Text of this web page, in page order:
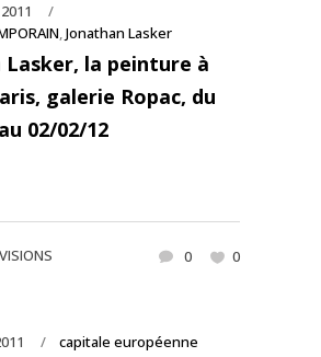
,Jonathan Lasker
Lasker, la peinture à
galerie Ropac, du
02/02/12
0 0
capitale européenne